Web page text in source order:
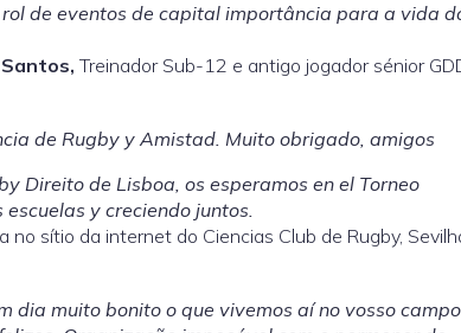
de eventos de capital importância para a vida
Treinador Sub-12 e antigo jogador sénior
de Rugby y Amistad. Muito obrigado, amigos
Direito de Lisboa, os esperamos en el Torneo
y creciendo juntos.
no sítio da internet do Ciencias Club de Rugby,
dia muito bonito o que vivemos aí no vosso campo